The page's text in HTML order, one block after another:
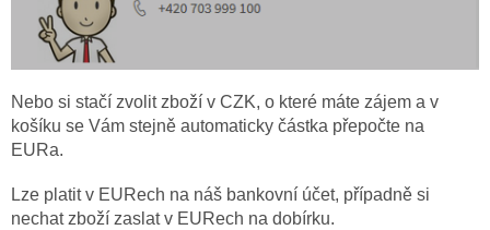
Nebo si stačí zvolit zboží v CZK, o které máte zájem a v
košíku se Vám stejně automaticky částka přepočte na
EURa.
Lze platit v EURech na náš bankovní účet, případně si
nechat zboží zaslat v EURech na dobírku.